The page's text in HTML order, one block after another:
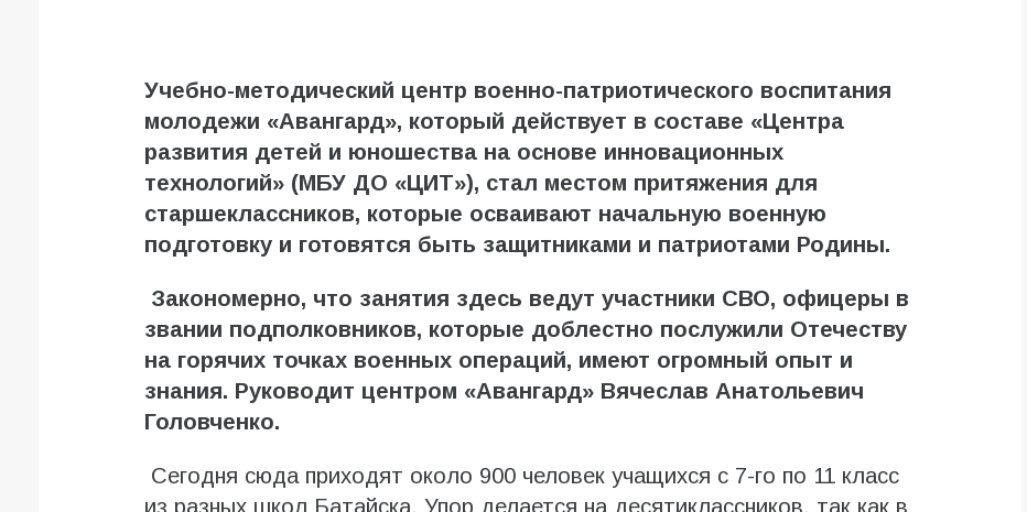
Учебно-методический центр военно-патриотического воспитания
молодежи «Авангард», который действует в составе «Центра
развития детей и юношества на основе инновационных
технологий» (МБУ ДО «ЦИТ»), стал местом притяжения для
старшеклассников, которые осваивают начальную военную
подготовку и готовятся быть защитниками и патриотами Родины.
Закономерно, что занятия здесь ведут участники СВО, офицеры в
звании подполковников, которые доблестно послужили Отечеству
на горячих точках военных операций, имеют огромный опыт и
знания. Руководит центром «Авангард» Вячеслав Анатольевич
Головченко.
Сегодня сюда приходят около 900 человек учащихся с 7-го по 11 класс
из разных школ Батайска. Упор делается на десятиклассников, так как в